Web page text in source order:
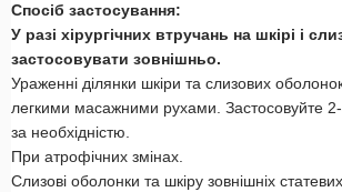
Спосіб застосування:
У разі хірургічних втручань на шкірі і
застосовувати зовнішньо.
Ураженні ділянки шкіри та слизових
легкими масажними рухами. Застосовуйте
за необхідністю.
При атрофічних змінах.
Слизові оболонки та шкіру зовнішніх